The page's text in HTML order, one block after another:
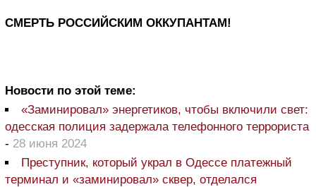
СМЕРТЬ РОССИЙСКИМ ОККУПАНТАМ!
Новости по этой теме:
«Заминировал» энергетиков, чтобы включили свет:
одесская полиция задержала телефонного террориста
- 28 июня 2024
Преступник, который украл в Одессе платежный
терминал и «заминировал» сквер, отделался